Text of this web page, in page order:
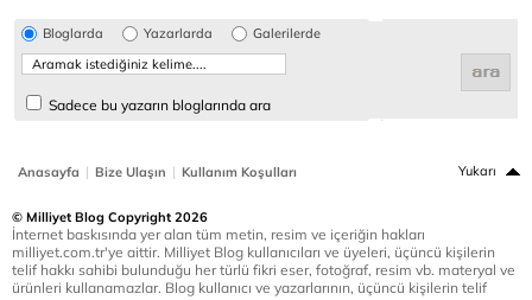
Bloglarda Yazarlarda Galerilerde
Sadece bu yazarın bloglarında ara
Anasayfa | Bize Ulaşın | Kullanım Koşulları Yukarı
© Milliyet Blog Copyright 2026
İnternet baskısında yer alan tüm metin, resim ve içeriğin hakları
milliyet.com.tr'ye aittir. Milliyet Blog kullanıcıları ve üyeleri, üçüncü kişilerin
telif hakkı sahibi bulunduğu her türlü fikri eser, fotoğraf, resim vb. materyal ve
ürünleri kullanamazlar. Blog kullanıcı ve yazarlarının, üçüncü kişilerin telif